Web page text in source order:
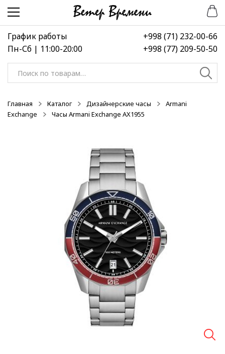
Перейти
навигации
Перейти
содержимому
График работы
Пн-Сб | 11:00-20:00
+998 (71) 232-00-66
+998 (77) 209-50-50
Искать:
Главная Каталог Дизайнерские часы
Armani
Exchange
Часы Armani Exchange AX1955